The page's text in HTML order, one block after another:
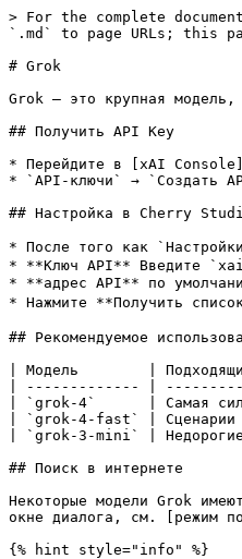
> For the complete
`.md` to page URLs; this
# Grok
Grok — это крупная
## Получить API Key
* Перейдите в [xAI
* `API-ключи` → `Создать
## Настройка в Cherry
* После того как
* **Ключ API** Введите
* **адрес API** по
* Нажмите **Получить
## Рекомендуемое
| Модель        |
| ------------- |
| `grok-4`      | Самая
| `grok-4-fast` | Сценарии с
| `grok-3-mini` |
## Поиск в интернете
Некоторые модели Grok
окне диалога, см. [режим
{% hint style="info" %}